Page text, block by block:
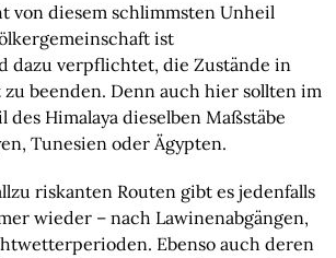
von diesem schlimmsten Unheil
ist
dazu verpflichtet, die Zustände in
beenden. Denn auch hier sollten im
des Himalaya dieselben Maßstäbe
Tunesien oder Ägypten.
riskanten Routen gibt es jedenfalls
wieder – nach Lawinenabgängen,
Ebenso auch deren